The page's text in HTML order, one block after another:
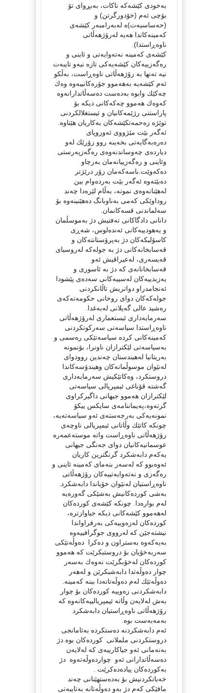
به‌خودی كێشه‌كه‌ ناكات، به‌بڕوای تۆ
بۆچی ئه‌م (خۆدورگرتن) و
(حه‌ساسیه‌ت)ه‌ له‌به‌رامبه‌ر كێشه‌ی
كه‌مینه‌كاندا هه‌یه‌ له‌رۆژهه‌ڵاتی
ناوه‌ڕاستدا).
كێشه‌ی كه‌مینه‌ نه‌ته‌وایه‌تی و ئاینی و
ره‌گه‌زییه‌كان كێشه‌یه‌كی تازه‌ نیه‌و تایبه‌ت
نیه‌ ته‌نها به‌ رۆژهه‌ڵاتی ناوه‌ڕاست، به‌ڵكو
ئه‌م كێشه‌یه‌ به‌هه‌موو جۆره‌كانییه‌وه‌ وه‌ك
چه‌كێك وابوه‌ به‌ده‌ست ده‌سه‌ڵاتدارانه‌وه‌
كه‌وه‌ك هه‌موو چه‌كه‌كانی دیكه‌ بۆ
پاراستنی رژێمه‌كانیان و ئیستغلالكردنی
توێژه‌ زه‌حمه‌تكێشه‌كان به‌كاریان هێناوه‌.
ئه‌گه‌ر بێت مێژووی ئه‌وروپای
ده‌ره‌به‌گایه‌تی بخه‌ینه‌ روو زۆرێك له‌و
دیارده‌ی چه‌وساندنه‌وه‌ی ره‌گه‌زپه‌رستی
وئاینی و ره‌گه‌زییانه‌مان به‌رچاو
ده‌كه‌وێت.باسه‌كه‌مان زۆر درێژتر
ده‌بێته‌وه‌ ئه‌گه‌ر بێت به‌رده‌وام بین
له‌هێنانه‌وه‌ی نمونه‌، به‌ڵام لێره‌دا چه‌ند
روداوێكی كه‌می به‌ناوبانگ ده‌هێنینه‌وه‌ بۆ
سه‌لماندنی قسه‌كانمان.
دانانی دادگاكانی ته‌فتیش دژ به‌موسڵمان
و یه‌هودییه‌كانی ئه‌نده‌لوس، شه‌ڕی
كاسۆلیكه‌كان دژ به‌پرۆستانته‌كان و
قه‌سابخانه‌كانی دژ به‌ جوله‌كه‌ له‌روسیای
قه‌یسه‌ری، له‌عیراقیش ئه‌و
قه‌سابخانانه‌ی كه‌ دژ به‌ ئاسوری و
یه‌زیدییه‌كان له‌سییه‌كانی سه‌ده‌ی پێشودا
ئه‌نجامدراو دواتریش تاڵانكردنی
جوله‌كه‌كان دوای روخانی حكومه‌ته‌كه‌ی
ره‌شید عالی گه‌یلانی له‌به‌غدا.
سه‌رمایه‌داری ئیستعماری له‌رۆژهه‌ڵاتی
ناوه‌ڕاستدا سیاسه‌تی سه‌ركوتكردنی
كه‌مینه‌كانی كرده‌ سیاسه‌تێكی ره‌سمی و
به‌سیاسه‌تی لێكترازان ناونرا، بۆنمونه‌
به‌ریتانیا له‌هیندستان چه‌ندین روودوای
له‌نێوان موسوڵمانه‌كان وهیندۆسه‌كاندا
دروستكرد، وه‌كاتێكیش سه‌رمایه‌داری
گه‌شته‌ قۆناغی ئیمپریالی سیاسه‌تی
لێكترازان هه‌موو جیهانی داگیركراوی
گرته‌وه‌،په‌یماننامه‌ی سایكس ییكۆ
نمونه‌یه‌كی به‌رجه‌سته‌ی ئه‌و سیاسه‌ته‌یه‌،
چونكه‌ كاتێك وڵاتانی ئیمپریالی ناوچه‌ی
رۆژهه‌ڵاتی ناوه‌ڕاست واته‌ موسته‌عمه‌ره‌
عوسمانیه‌كانیان دوای جه‌نگی جیهانی
یه‌كه‌م دابه‌شكرد گرنگترین كاریان
ئه‌وه‌بوو كه‌ له‌سه‌ر بنه‌مای كه‌مینه‌ ئاینی و
ره‌گه‌زی و نه‌ته‌وایه‌تییه‌كان رۆژهه‌ڵاتی
ناوه‌ڕاستیان له‌نێوان خۆیاندا دابه‌شكرد.
به‌شی كورده‌كانیش به‌شێكی گه‌وره‌یه‌
له‌م بواره‌دا. چونكه‌ كێشه‌ی كورده‌كان
له‌هه‌موو كێشه‌كانی دیكه‌ جیاوازتره‌،
كورده‌كان له‌زه‌وییه‌كی به‌رفراواندا
نیشته‌جێن كه‌ له‌رووی جوگرافییه‌وه‌
به‌یه‌كه‌وه‌ به‌ستراون و ده‌كرا ده‌وڵه‌تێكی
سه‌ربه‌خۆیان بۆ دروستبكرێت كه‌ هه‌موو
كورده‌كان له‌خۆبگرێت نه‌وه‌ك به‌سه‌ر
چوار ده‌وڵه‌تدا دابه‌شبكرێن و له‌هه‌ر
ده‌وڵه‌تێك له‌م ده‌وڵه‌تانه‌دا ببنه‌ كه‌مینه‌.
دابه‌شكردنی زه‌وییه‌ كورده‌كان بۆ چوار
به‌ش له‌لایه‌ن وڵاته‌ ئیمپریالییه‌كانه‌وه‌ كه‌
رۆژهه‌ڵاتی ناوه‌ڕاستیان دابه‌شكرد
به‌مه‌به‌ست بوه‌.
ئه‌م دابه‌شكردنه‌ ده‌ستكرده‌ به‌ئامانجی
دروستكردنی ململانی كورده‌كان بوه‌ دژ
به‌نه‌مانی ئه‌و جیاكارییه‌ی كه‌ له‌لایه‌ن
ده‌سه‌ڵاتدارانی ئه‌و چوارده‌وڵه‌ته‌وه‌ دژ
به‌كورده‌كان پیاده‌ده‌كرێت .
خه‌باتكردنیش بۆ به‌ده‌ستهێنانی چه‌ند
مافێكی كه‌م دژ به‌و ده‌وڵه‌تانه‌ به‌تایبه‌تی